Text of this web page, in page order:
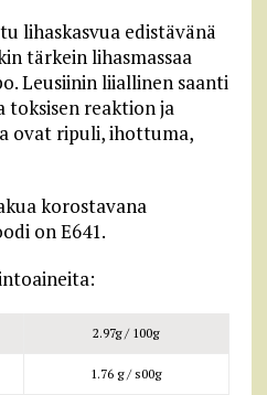
lihaskasvua edistävänä
tärkein lihasmassaa
Leusiinin liiallinen saanti
reaktion ja
ovat ripuli, ihottuma,
korostavana
on E641.
2.97g / 100g
1.76 g / s00g